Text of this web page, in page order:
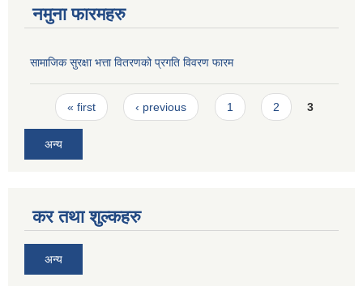
नमुना फारमहरु
सामाजिक सुरक्षा भत्ता वितरणको प्रगति विवरण फारम
Pages
« first ‹ previous 1 2 3
अन्य
कर तथा शुल्कहरु
अन्य